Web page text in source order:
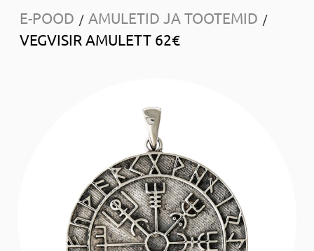
E-POOD / AMULETID JA TOOTEMID /
VEGVISIR AMULETT 62€